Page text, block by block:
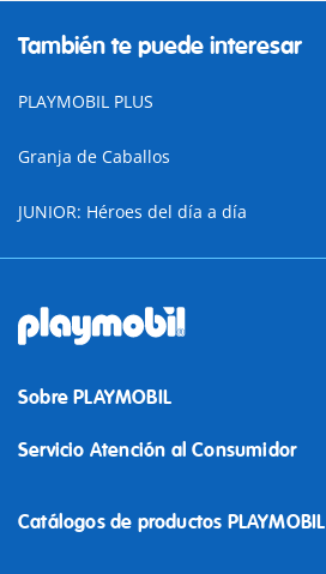
También te puede interesar
PLAYMOBIL PLUS
Granja de Caballos
JUNIOR: Héroes del día a día
Sobre PLAYMOBIL
Servicio Atención al Consumidor
Catálogos de productos PLAYMOBIL